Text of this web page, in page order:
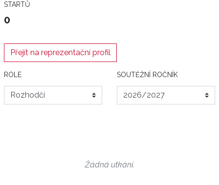
STARTŮ
0
Přejít na reprezentační profil
ROLE SOUTĚŽNÍ ROČNÍK
Žádná utkání.